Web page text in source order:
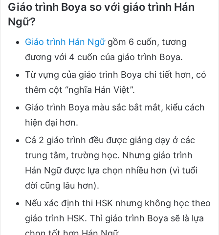
Giáo trình Boya so với giáo trình Hán
Ngữ?
Giáo trình Hán Ngữgồm 6 cuốn, tương
đương với 4 cuốn của giáo trình Boya.
Từ vựng của giáo trình Boya chi tiết hơn, có
thêm cột “nghĩa Hán Việt”.
Giáo trình Boya màu sắc bắt mắt, kiểu cách
hiện đại hơn.
Cả 2 giáo trình đều được giảng dạy ở các
trung tâm, trường học. Nhưng giáo trình
Hán Ngữ được lựa chọn nhiều hơn (vì tuổi
đời cũng lâu hơn).
Nếu xác định thi HSK nhưng không học theo
giáo trình HSK. Thì giáo trình Boya sẽ là lựa